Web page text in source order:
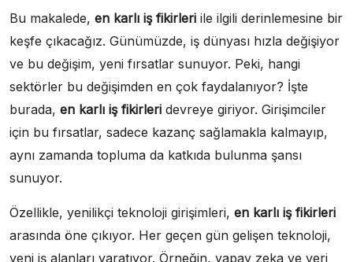
Bu makalede, en karlı iş fikirleri ile ilgili derinlemesine bir
keşfe çıkacağız. Günümüzde, iş dünyası hızla değişiyor
ve bu değişim, yeni fırsatlar sunuyor. Peki, hangi
sektörler bu değişimden en çok faydalanıyor? İşte
burada, en karlı iş fikirleri devreye giriyor. Girişimciler
için bu fırsatlar, sadece kazanç sağlamakla kalmayıp,
aynı zamanda topluma da katkıda bulunma şansı
sunuyor.
Özellikle, yenilikçi teknoloji girişimleri, en karlı iş fikirleri
arasında öne çıkıyor. Her geçen gün gelişen teknoloji,
yeni iş alanları yaratıyor. Örneğin, yapay zeka ve veri